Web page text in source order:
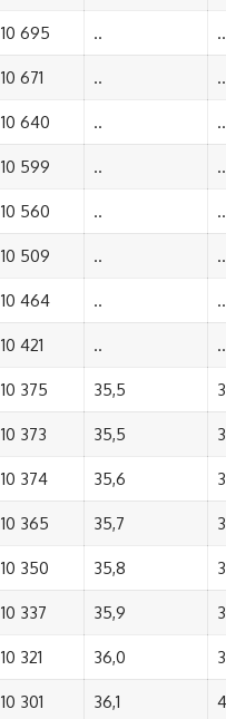
10 695 .. ..
10 671 .. ..
10 640 .. ..
10 599 .. ..
10 560 .. ..
10 509 .. ..
10 464 .. ..
10 421 .. ..
10 375 35,5
10 373 35,5
10 374 35,6
10 365 35,7
10 350 35,8
10 337 35,9
10 321 36,0
10 301 36,1